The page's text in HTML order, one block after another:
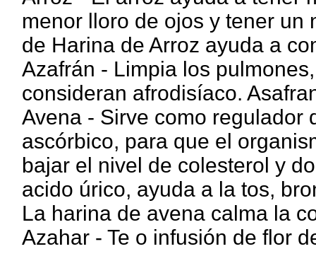
menor lloro de ojos y tener un
de Harina de Arroz ayuda a
Azafrán - Limpia los
consideran afrodisíaco.
Avena - Sirve como regulador
ascórbico, para que el
bajar el nivel de colesterol y
acido úrico, ayuda a la tos,
La harina de avena calma la
Azahar - Te o infusión de flor